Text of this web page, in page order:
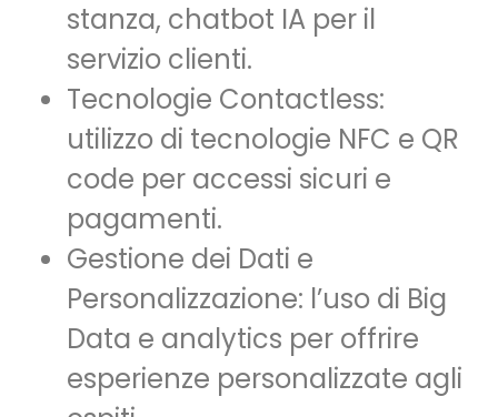
stanza, chatbot IA per il
servizio clienti.
Tecnologie Contactless:
utilizzo di tecnologie NFC e QR
code per accessi sicuri e
pagamenti.
Gestione dei Dati e
Personalizzazione: l’uso di Big
Data e analytics per offrire
esperienze personalizzate agli